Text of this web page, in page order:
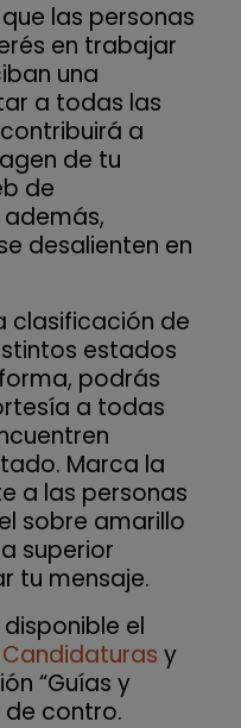
las personas
en trabajar
una
a todas las
a
de tu
de
además,
desalienten en
clasificación de
estados
podrás
a todas
Marca la
a las personas
sobre amarillo
superior
tu mensaje.
el
y
“Guías y
de contro.